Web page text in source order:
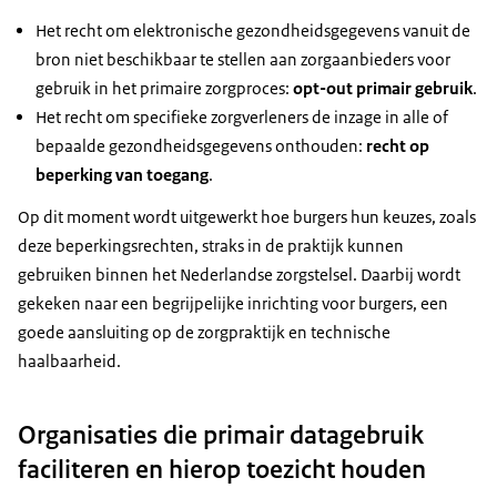
Het recht om elektronische gezondheidsgegevens vanuit de
bron niet beschikbaar te stellen aan zorgaanbieders voor
gebruik in het primaire zorgproces: opt-out primair gebruik.
Het recht om specifieke zorgverleners de inzage in alle of
bepaalde gezondheidsgegevens onthouden: recht op
beperking van toegang.
Op dit moment wordt uitgewerkt hoe burgers hun keuzes, zoals
deze beperkingsrechten, straks in de praktijk kunnen
gebruiken binnen het Nederlandse zorgstelsel. Daarbij wordt
gekeken naar een begrijpelijke inrichting voor burgers, een
goede aansluiting op de zorgpraktijk en technische
haalbaarheid.
Organisaties die primair datagebruik
faciliteren en hierop toezicht houden